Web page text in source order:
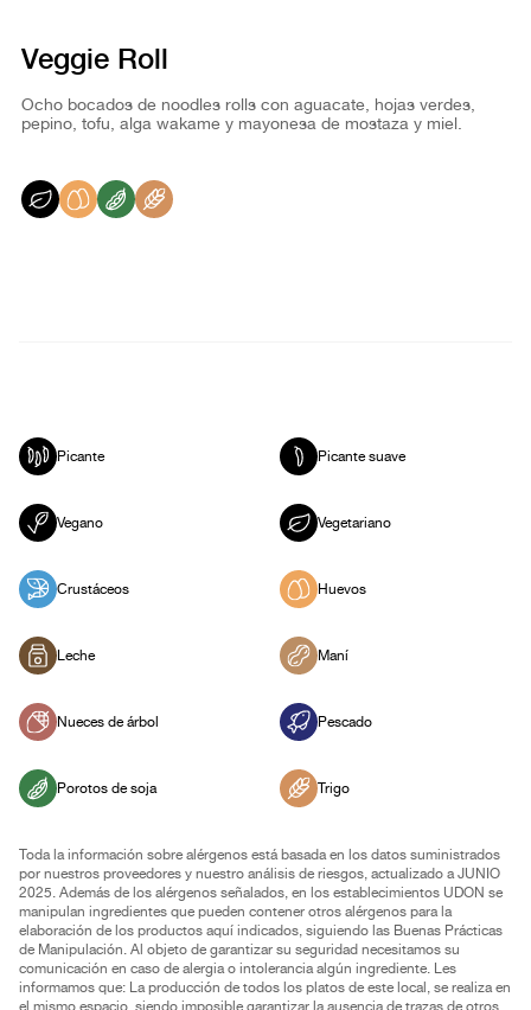
Veggie Roll
Ocho bocados de noodles rolls con aguacate, hojas verdes,
pepino, tofu, alga wakame y mayonesa de mostaza y miel.
Picante Picante suave
Vegano Vegetariano
Crustáceos Huevos
Leche Maní
Nueces de árbol Pescado
Porotos de soja Trigo
Toda la información sobre alérgenos está basada en los datos suministrados
por nuestros proveedores y nuestro análisis de riesgos, actualizado a JUNIO
2025. Además de los alérgenos señalados, en los establecimientos UDON se
manipulan ingredientes que pueden contener otros alérgenos para la
elaboración de los productos aquí indicados, siguiendo las Buenas Prácticas
de Manipulación. Al objeto de garantizar su seguridad necesitamos su
comunicación en caso de alergia o intolerancia algún ingrediente. Les
informamos que: La producción de todos los platos de este local, se realiza en
el mismo espacio, siendo imposible garantizar la ausencia de trazas de otros